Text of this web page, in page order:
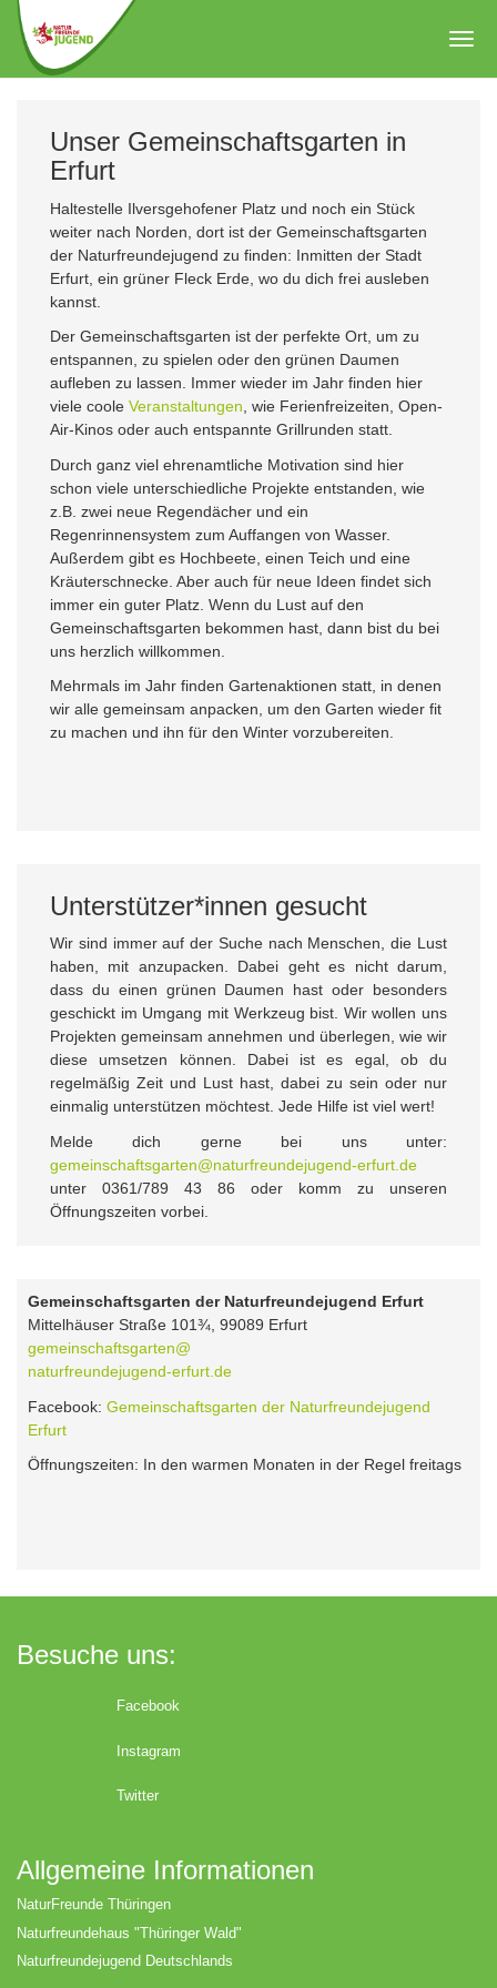
Zum
Hauptinhalt
springen
Unser Gemeinschaftsgarten in
Erfurt
Haltestelle Ilversgehofener Platz und noch ein Stück
weiter nach Norden, dort ist der Gemeinschaftsgarten
der Naturfreundejugend zu finden: Inmitten der Stadt
Erfurt, ein grüner Fleck Erde, wo du dich frei ausleben
kannst.
Der Gemeinschaftsgarten ist der perfekte Ort, um zu
entspannen, zu spielen oder den grünen Daumen
aufleben zu lassen. Immer wieder im Jahr finden hier
viele coole Veranstaltungen , wie Ferienfreizeiten, Open-
Air-Kinos oder auch entspannte Grillrunden statt.
Durch ganz viel ehrenamtliche Motivation sind hier
schon viele unterschiedliche Projekte entstanden, wie
z.B. zwei neue Regendächer und ein
Regenrinnensystem zum Auffangen von Wasser.
Außerdem gibt es Hochbeete, einen Teich und eine
Kräuterschnecke. Aber auch für neue Ideen findet sich
immer ein guter Platz. Wenn du Lust auf den
Gemeinschaftsgarten bekommen hast, dann bist du bei
uns herzlich willkommen.
Mehrmals im Jahr finden Gartenaktionen statt, in denen
wir alle gemeinsam anpacken, um den Garten wieder fit
zu machen und ihn für den Winter vorzubereiten.
Unterstützer*innen gesucht
Wir sind immer auf der Suche nach Menschen, die Lust
haben, mit anzupacken. Dabei geht es nicht darum,
dass du einen grünen Daumen hast oder besonders
geschickt im Umgang mit Werkzeug bist. Wir wollen uns
Projekten gemeinsam annehmen und überlegen, wie wir
diese umsetzen können. Dabei ist es egal, ob du
regelmäßig Zeit und Lust hast, dabei zu sein oder nur
einmalig unterstützen möchtest. Jede Hilfe ist viel wert!
Melde dich gerne bei uns unter:
gemeinschaftsgarten@naturfreundejugend-erfurt.de
unter 0361/789 43 86 oder komm zu unseren
Öffnungszeiten vorbei.
Gemeinschaftsgarten der Naturfreundejugend Erfurt
Mittelhäuser Straße 101¾, 99089 Erfurt
gemeinschaftsgarten@
naturfreundejugend-erfurt.de
Facebook: Gemeinschaftsgarten der Naturfreundejugend
Erfurt
Öffnungszeiten: In den warmen Monaten in der Regel freitags
Besuche uns:
Facebook
Instagram
Twitter
Allgemeine Informationen
NaturFreunde Thüringen
Naturfreundehaus "Thüringer Wald"
Naturfreundejugend Deutschlands